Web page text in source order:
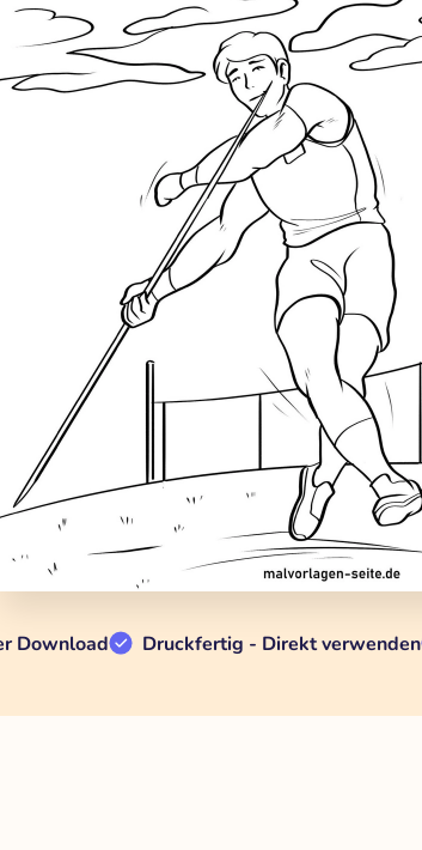
Download Druckfertig - Direkt verwenden